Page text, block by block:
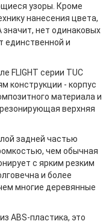
узоры. Кроме
нанесения цвета,
нет одинаковых
единственной и
FLIGHT серии TUC
конструкции - корпус
материала и
верхняя
задней частью
чем обычная
с ярким резким
и более
многие деревянные
ABS-пластика, это